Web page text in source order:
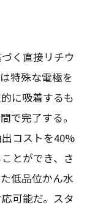
く直接リチウ
特殊な電極を
に吸着するも
で完了する。
コストを40%
とができ、さ
低品位かん水
可能だ。スタ